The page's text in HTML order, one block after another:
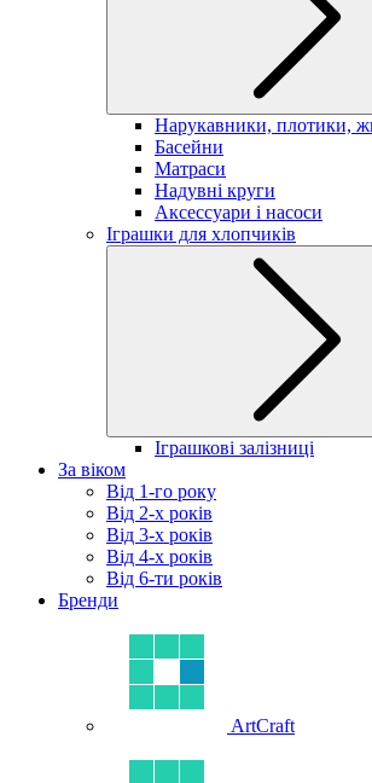
Нарукавники, плотики,
Басейни
Матраси
Надувні круги
Аксессуари і насоси
Іграшки для хлопчиків
Іграшкові залізниці
За віком
Від 1-го року
Від 2-х років
Від 3-х років
Від 4-х років
Від 6-ти років
Бренди
ArtCraft